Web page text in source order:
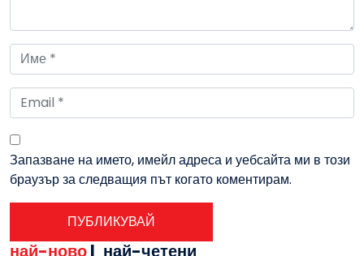
Запазване на името, имейл адреса и уебсайта ми в този
браузър за следващия път когато коментирам.